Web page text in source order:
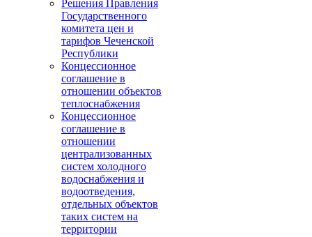
Решения Правления
Государственного
комитета цен и
тарифов Чеченской
Республики
Концессионное
соглашение в
отношении объектов
теплоснабжения
Концессионное
соглашение в
отношении
централизованных
систем холодного
водоснабжения и
водоотведения,
отдельных объектов
таких систем на
территории